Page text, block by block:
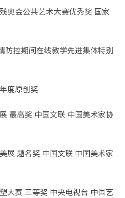
奥会公共艺术大赛优秀奖 国家
防控期间在线教学先进集体特别
度原创奖
最高奖 中国文联 中国美术家协
展 题名奖 中国文联 中国美术家
大赛 三等奖 中央电视台 中国艺